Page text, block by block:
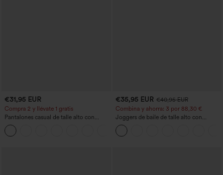
€31,95 EUR
Compra 2 y llévate 1 gratis
Pantalones casual de talle alto con
cordón, pernera ancha, en mezcla de
lino y con bolsillos
€35,95 EUR €40,95 EUR
Combina y ahorra: 3 por 88,30 €
Joggers de baile de talle alto con
cordón, fruncidos, corte cónico, secado
rápido, tacto fresco y bolsillos - UPF40+